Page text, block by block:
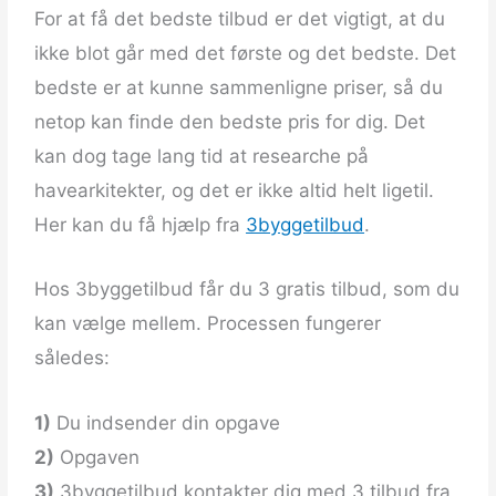
For at få det bedste tilbud er det vigtigt, at du
ikke blot går med det første og det bedste. Det
bedste er at kunne sammenligne priser, så du
netop kan finde den bedste pris for dig. Det
kan dog tage lang tid at researche på
havearkitekter, og det er ikke altid helt ligetil.
Her kan du få hjælp fra 3byggetilbud.
Hos 3byggetilbud får du 3 gratis tilbud, som du
kan vælge mellem. Processen fungerer
således:
1) Du indsender din opgave
2) Opgaven
3) 3byggetilbud kontakter dig med 3 tilbud fra